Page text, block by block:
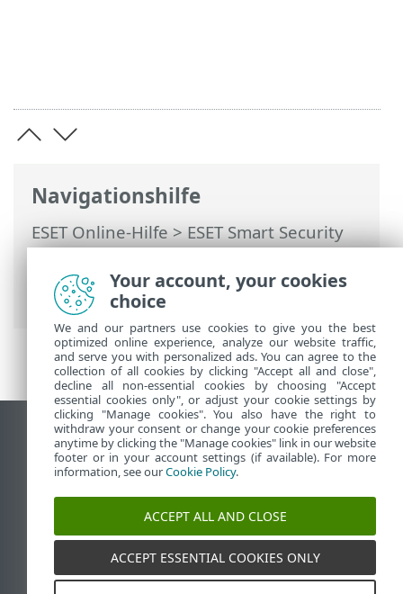
Navigationshilfe
ESET Online-Hilfe>ESET Smart Security
Premium>Erweiterte Einstellungen>
Benachrichtigungen>Interaktive
Warnungen> Bestätigungsnachrichten
Desktop-Site anzeigen
End of Life
ESET Knowledgebase
ESET-Forum
ESET Status Portal
Regionaler Support
Your account, your cookies
choice
We and our partners use cookies to give you the best
optimized online experience, analyze our website traffic,
and serve you with personalized ads. You can agree to the
collection of all cookies by clicking "Accept all and close",
decline all non-essential cookies by choosing "Accept
essential cookies only", or adjust your cookie settings by
clicking "Manage cookies". You also have the right to
withdraw your consent or change your cookie preferences
anytime by clicking the "Manage cookies" link in our website
footer or in your account settings (if available). For more
information, see ourCookie Policy.
ACCEPT ALL AND CLOSE
ACCEPT ESSENTIAL COOKIES ONLY